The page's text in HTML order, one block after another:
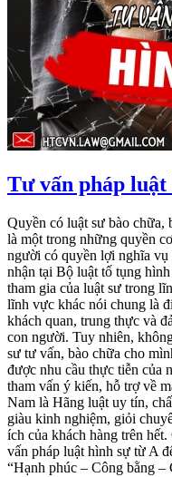
Tư vấn pháp luật
Quyền có luật sư bào chữa,
là một trong những quyền
người có quyền lợi nghĩa
nhận tại Bộ luật tố tụng
tham gia của luật sư trong
lĩnh vực khác nói chung là
khách quan, trung thực và
con người. Tuy nhiên,
sư tư vấn, bào chữa cho
được nhu cầu thực tiễn của
tham vấn ý kiến, hỗ trợ về
Nam là Hãng luật uy tín,
giàu kinh nghiệm, giỏi
ích của khách hàng trên
vấn pháp luật hình sự từ A
“Hạnh phúc – Công bằng